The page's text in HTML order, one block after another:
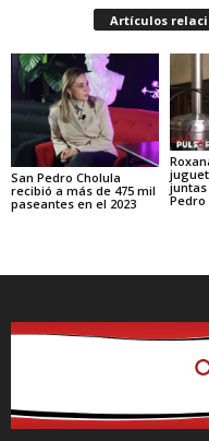
Artículos
San Pedro Cholula
recibió a más de 475 mil
paseantes en el 2023
juntas
Pedro